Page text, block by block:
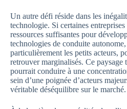
Un autre défi réside dans les
technologie. Si certaines entreprises
ressources suffisantes pour
technologies de conduite autonome,
particulièrement les petits acteurs,
retrouver marginalisés. Ce paysage
pourrait conduire à une
sein d’une poignée d’acteurs
véritable déséquilibre sur le marché.